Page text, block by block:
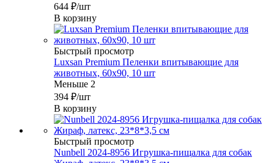
644 ₽/шт
В корзину
Быстрый просмотр
Luxsan Premium Пеленки впитывающие для
животных, 60х90, 10 шт
Меньше 2
394 ₽/шт
В корзину
Быстрый просмотр
Nunbell 2024-8956 Игрушка-пищалка для собак